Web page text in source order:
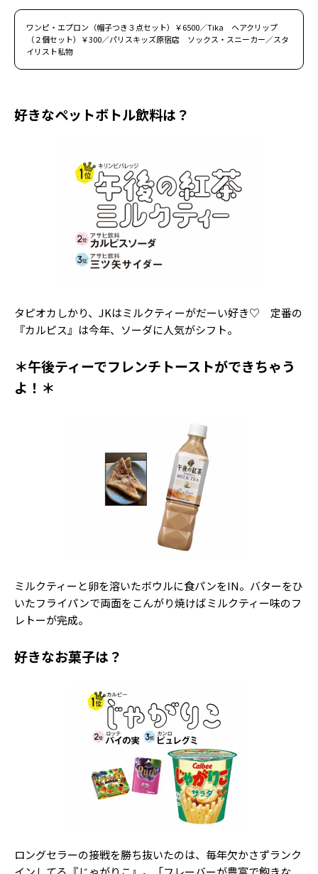
新規会員登録・ログイン
ワンピ・エプロン（帽子つき３点セット）￥6500／Tika ヘアクリップ
（２個セット）￥300／パリスキッズ原宿店 ソックス・スニーカー／スタ
イリスト私物
好きなペットボトル飲料は？
タピオカしかり、JKはミルクティーがだーい好き♡ 定番の
『カルピス』は今年、ソーダに人気がシフト。
＊午後ティーでフレンチトーストができちゃう
よ！＊
ミルクティーと卵を溶いたボウルに食パンをIN。バターをひ
いたフライパンで両面をこんがり焼けばミルクティー味のフ
レトーが完成。
好きなお菓子は？
ロングセラーの接戦を勝ち抜いたのは、毎年欠かさずランク